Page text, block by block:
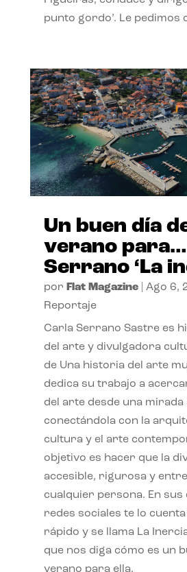
punto gordo’. Le pedimos
Un buen día
verano
Serrano ‘La
por Flat Magazine| Ago 6,
Reportaje
Carla Serrano Sastre es
del arte y divulgadora
de Una historia del arte
dedica su trabajo a
del arte desde una mirada
conectándola con la
cultura y el arte
objetivo es hacer que la
accesible, rigurosa y
cualquier persona. En sus
redes sociales te lo
rápido y se llama La
que nos diga cómo es un
verano para ella.